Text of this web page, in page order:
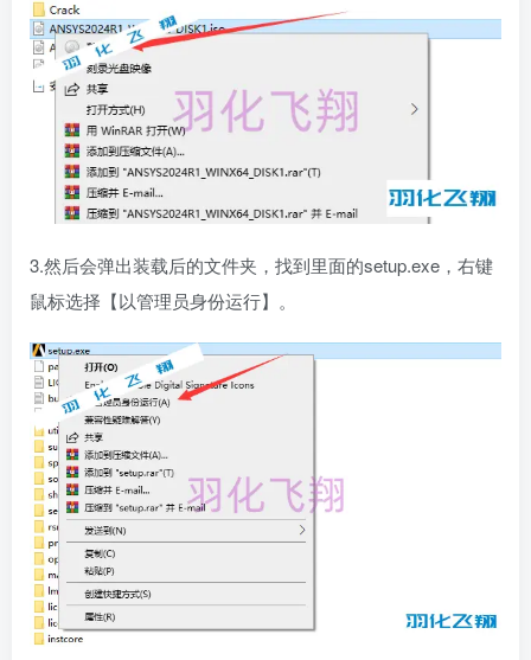
3.然后会弹出装载后的文件夹，找到里面的setup.exe，右键
鼠标选择【以管理员身份运行】。